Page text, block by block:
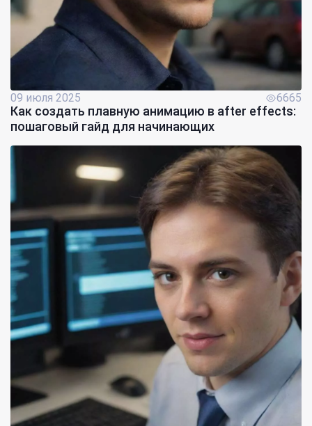
09 июля 2025 6665
Как создать плавную анимацию в after effects:
пошаговый гайд для начинающих